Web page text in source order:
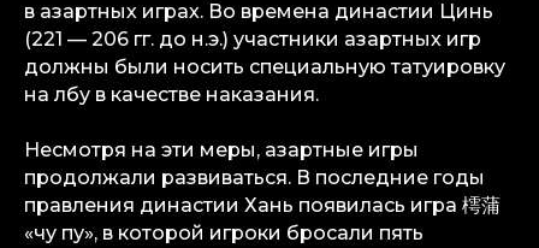
в азартных играх. Во времена династии Цинь
(221 — 206 гг. до н.э.) участники азартных игр
должны были носить специальную татуировку
на лбу в качестве наказания.
Несмотря на эти меры, азартные игры
продолжали развиваться. В последние годы
правления династии Хань появилась игра 樗蒲
«чу пу», в которой игроки бросали пять